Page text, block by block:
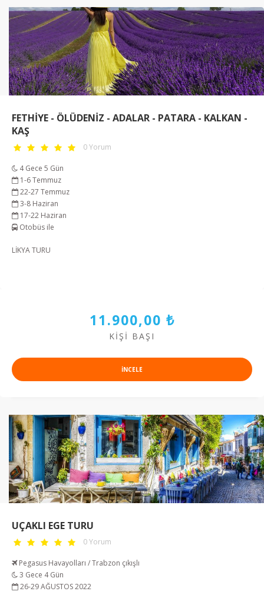
FETHİYE - ÖLÜDENİZ - ADALAR - PATARA - KALKAN -
KAŞ
0 Yorum
4 Gece 5 Gün
1-6 Temmuz
22-27 Temmuz
3-8 Haziran
17-22 Haziran
Otobüs ile
LİKYA TURU
11.900,00 ₺
KIŞI BAŞI
INCELE
UÇAKLI EGE TURU
0 Yorum
Pegasus Havayolları / Trabzon çıkışlı
3 Gece 4 Gün
26-29 AĞUSTOS 2022